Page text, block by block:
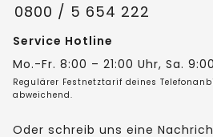
0800 / 5 654 222
Service Hotline
Mo.-Fr. 8:00 – 21:00 Uhr, Sa.
Regulärer Festnetztarif deines
abweichend.
Oder schreib uns eine